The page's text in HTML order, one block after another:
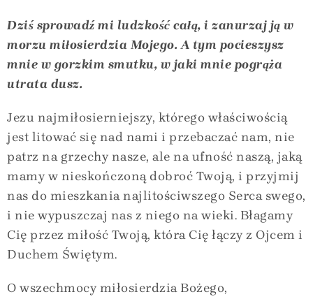
Dziś sprowadź mi ludzkość całą, i zanurzaj ją w
morzu miłosierdzia Mojego. A tym pocieszysz
mnie w gorzkim smutku, w jaki mnie pogrąża
utrata dusz.
Jezu najmiłosierniejszy, którego właściwością
jest litować się nad nami i przebaczać nam, nie
patrz na grzechy nasze, ale na ufność naszą, jaką
mamy w nieskończoną dobroć Twoją, i przyjmij
nas do mieszkania najlitościwszego Serca swego,
i nie wypuszczaj nas z niego na wieki. Błagamy
Cię przez miłość Twoją, która Cię łączy z Ojcem i
Duchem Świętym.
O wszechmocy miłosierdzia Bożego,